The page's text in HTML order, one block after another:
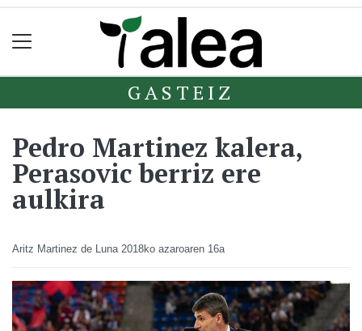
GASTEIZ
Pedro Martinez kalera,
Perasovic berriz ere
aulkira
Aritz Martinez de Luna 2018ko azaroaren 16a